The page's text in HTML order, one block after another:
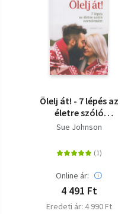
Ölelj át! - 7 lépés az
életre szóló
szerelemért
Sue Johnson
Online ár:
4 491 Ft
Eredeti ár: 4 990 Ft